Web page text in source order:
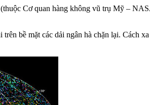
Cơ quan hàng không vũ trụ Mỹ –
bề mặt các dải ngân hà chặn lại. Cách